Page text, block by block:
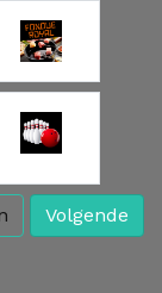
Volgende